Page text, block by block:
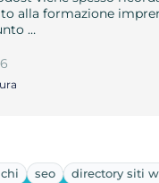
alla formazione
…
seo
directory siti